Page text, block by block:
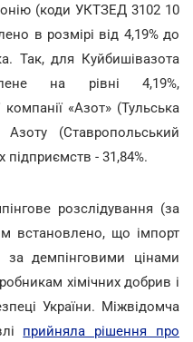
(коди УКТЗЕД 3102 10
в розмірі від 4,19% до
Так, для Куйбишівазота
на рівні 4,19%,
«Азот» (Тульська
(Ставропольський
підприємств - 31,84%.
розслідування (за
встановлено, що імпорт
за демпінговими цінами
хімічних добрив і
України. Міжвідомча
прийняла рішення про